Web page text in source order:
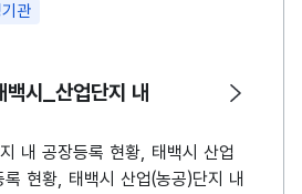
관
백시
_산업단지 내
내 공장등록 현황, 태백시 산업
록 현황, 태백시 산업(농공)단지 내